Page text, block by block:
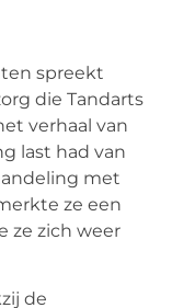
spreekt
die Tandarts
verhaal van
last had van
met
ze een
ze zich weer
de